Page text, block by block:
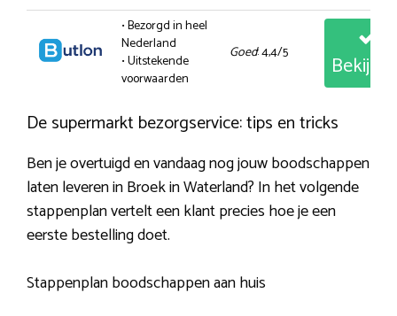
• Bezorgd in heel
Nederland
• Uitstekende
voorwaarden
Goed: 4,4/5
De supermarkt bezorgservice: tips en tricks
Ben je overtuigd en vandaag nog jouw boodschappen
laten leveren in Broek in Waterland? In het volgende
stappenplan vertelt een klant precies hoe je een
eerste bestelling doet.
Stappenplan boodschappen aan huis